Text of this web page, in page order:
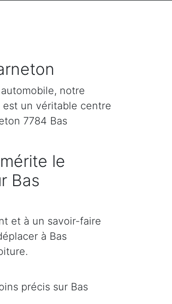
notre
un véritable centre
7784 Bas
le
Bas
et à un savoir-faire
à Bas
précis sur Bas